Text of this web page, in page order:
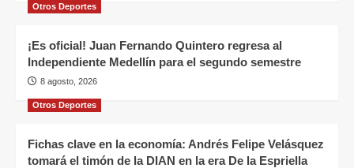
Otros Deportes
¡Es oficial! Juan Fernando Quintero regresa al
Independiente Medellín para el segundo semestre
8 agosto, 2026
Otros Deportes
Fichas clave en la economía: Andrés Felipe Velásquez
tomará el timón de la DIAN en la era De la Espriella